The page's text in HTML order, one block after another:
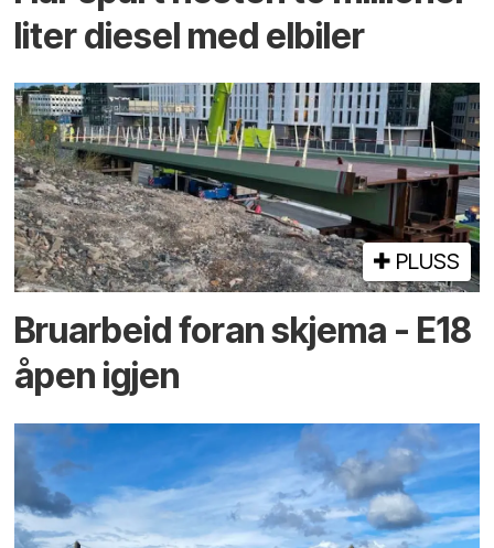
liter diesel med elbiler
PLUSS
Bruarbeid foran skjema - E18
åpen igjen